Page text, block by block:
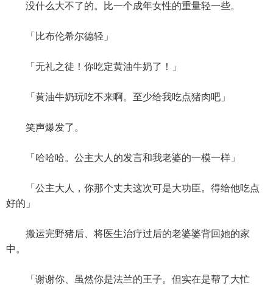
没什么大不了的。比一个成年女性的重量轻一些。
「比布伦希尔德轻」
「无礼之徒！你吃定黄油牛奶了！」
「黄油牛奶玩吃不来啊。至少给我吃点猪肉吧」
笑声爆发了。
「哈哈哈。公主大人的发言和我老婆的一模一样」
「公主大人，你那个丈夫这次可是大功臣。得给他吃点
好的」
搬运完野猪后、将医生治疗过后的老婆婆背回她的家
中。
「谢谢你、虽然你是法兰的王子。但实在是帮了大忙